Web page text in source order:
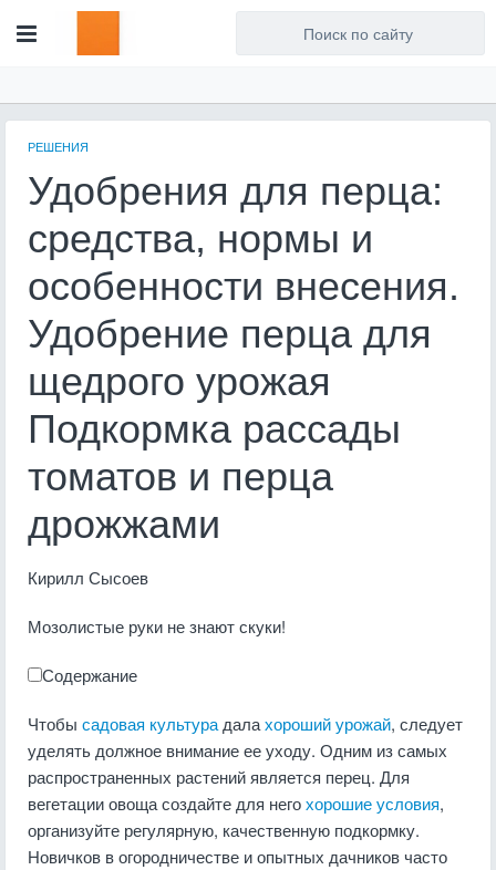
РЕШЕНИЯ
Удобрения для перца:
средства, нормы и
особенности внесения.
Удобрение перца для
щедрого урожая
Подкормка рассады
томатов и перца
дрожжами
Кирилл Сысоев
Мозолистые руки не знают скуки!
Содержание
Чтобы садовая культура далахороший урожай, следует
уделять должное внимание ее уходу. Одним из самых
распространенных растений является перец. Для
вегетации овоща создайте для негохорошие условия,
организуйте регулярную, качественную подкормку.
Новичков в огородничестве и опытных дачников часто
Для любых предложений по
сайту: artist71@cp9.ru